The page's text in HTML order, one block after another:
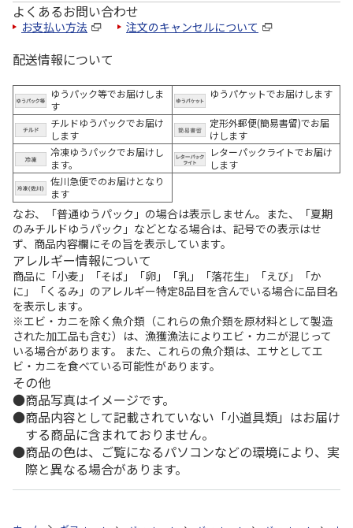
よくあるお問い合わせ
お支払い方法 注文のキャンセルについて
配送情報について
ゆうパック等でお届けしま
す
ゆうパケットでお届けします
チルドゆうパックでお届け
します
定形外郵便(簡易書留)でお届
けします
冷凍ゆうパックでお届けし
ます。
レターパックライトでお届け
します
佐川急便でのお届けとなり
ます
なお、「普通ゆうパック」の場合は表示しません。また、「夏期
のみチルドゆうパック」などとなる場合は、記号での表示はせ
ず、商品内容欄にその旨を表示しています。
アレルギー情報について
商品に「小麦」「そば」「卵」「乳」「落花生」「えび」「か
に」「くるみ」のアレルギー特定8品目を含んでいる場合に品目名
を表示します。
※エビ・カニを除く魚介類（これらの魚介類を原材料として製造
された加工品も含む）は、漁獲漁法によりエビ・カニが混じって
いる場合があります。 また、これらの魚介類は、エサとしてエ
ビ・カニを食べている可能性があります。
その他
商品写真はイメージです。
商品内容として記載されていない「小道具類」はお届け
する商品に含まれておりません。
商品の色は、ご覧になるパソコンなどの環境により、実
際と異なる場合があります。